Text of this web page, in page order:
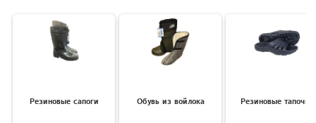
Резиновые сапоги Обувь из войлока Резиновые тапочки